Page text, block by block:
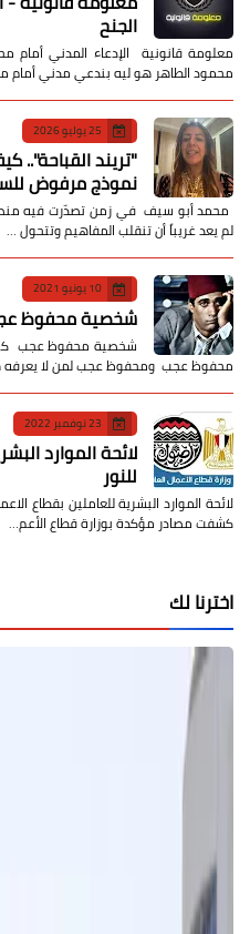
الجنح
معلومة قانونية الإدعاء المدني أمام
محمود الطاهر هو ليه بندعي مدني
25 يوليو 2026
​"تريند القباحة"..
نموذج مرفوض
محمد أبو سيف ​في زمن تصدّرت فيه
لم يعد غريباً أن تنقلب المفاهيم وتتحول …
10 يونيو 2021
شخصية محفوظ
شخصية محفوظ عجب
محفوظ عجب ومحفوظ عجب لمن لا يعرفه
23 نوفمبر 2022
لائحة الموارد
للنور
لائحة الموارد البشرية للعاملين بقطاع
كشفت مصادر مؤكدة بوزارة قطاع الأعم…
اخترنا لك